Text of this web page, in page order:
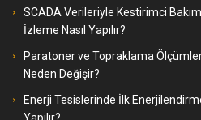
SCADA Verileriyle Kestirimci
İzleme Nasıl Yapılır?
Paratoner ve Topraklama
Neden Değişir?
Enerji Tesislerinde İlk